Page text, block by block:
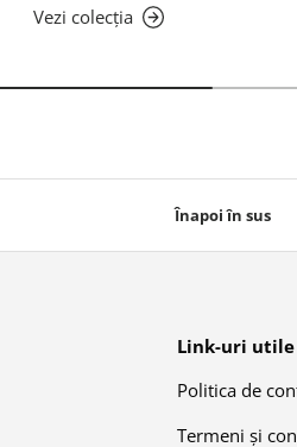
Vezi colecția
Înapoi în sus
Link-uri utile
Politica de
Termeni și